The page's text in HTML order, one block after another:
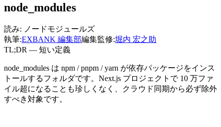
node_modules
読み: ノードモジュールズ
執筆:EXBANK 編集部編集監修:堀内 宏之助
TL;DR — 短い定義
node_modules は npm / pnpm / yarn が依存パッケージをインス
トールするフォルダです。Next.js プロジェクトで 10 万ファ
イル超になることも珍しくなく、クラウド同期から必ず除外
すべき対象です。